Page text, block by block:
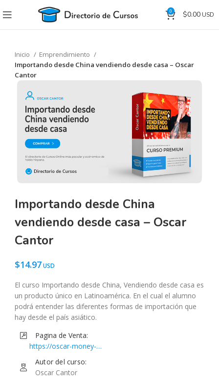
0 $0.00
Inicio
Emprendimiento
Importando desde China vendiendo desde casa – Oscar
Cantor
Importando desde China
vendiendo desde casa – Oscar
Cantor
$14.97
El curso Importando desde China, Vendiendo desde casa es
un producto único en Latinoamérica. En el cual el alumno
podrá entender las diferentes formas de importación que
hay desde el país asiático.
Pagina de Venta:
https://oscar-money-
cantor.thinkific.com/courses/importando-desde-china-
vendiendo-desde-casa
Autor del curso:
Oscar Cantor